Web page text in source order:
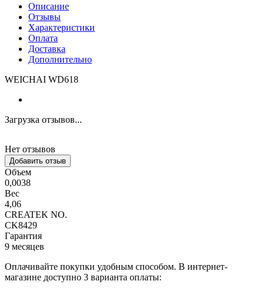
Описание
Отзывы
Характеристики
Оплата
Доставка
Дополнительно
WEICHAI WD618
Загрузка отзывов...
Нет отзывов
Добавить отзыв
Объем
0,0038
Вес
4,06
CREATEK NO.
CK8429
Гарантия
9 месяцев
Оплачивайте покупки удобным способом. В интернет-
магазине доступно 3 варианта оплаты: